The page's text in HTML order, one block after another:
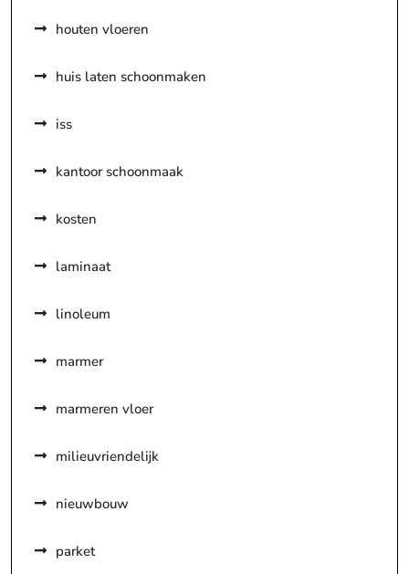
houten vloeren
huis laten schoonmaken
iss
kantoor schoonmaak
kosten
laminaat
linoleum
marmer
marmeren vloer
milieuvriendelijk
nieuwbouw
parket